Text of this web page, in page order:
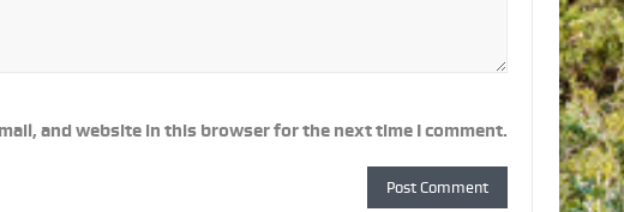
and website in this browser for the next time I comment.